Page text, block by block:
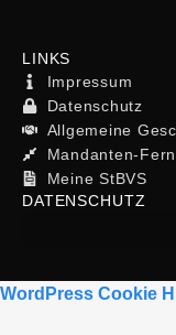
LINKS
Impressum
Datenschutz
Allgemeine
Mandanten-
Meine StBVS
DATENSCHUTZ
WordPress Cookie